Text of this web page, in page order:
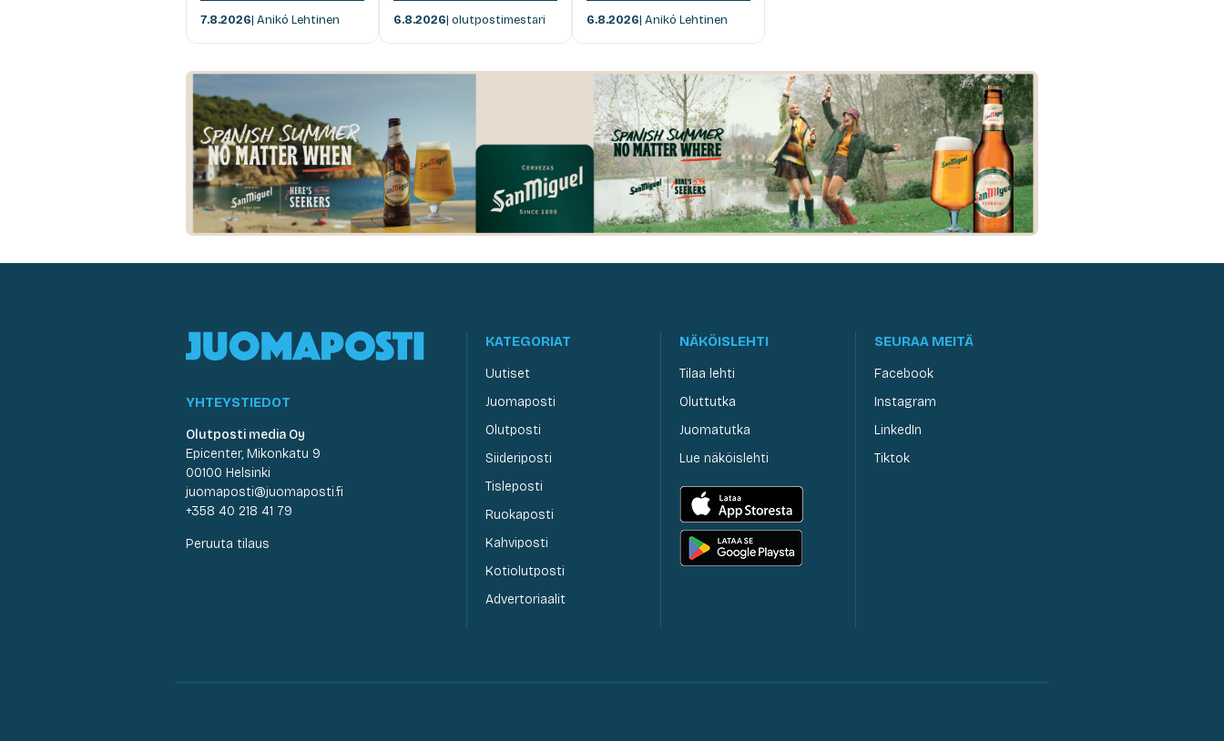
7.8.2026| Anikó Lehtinen 6.8.2026| olutpostimestari 6.8.2026| Anikó Lehtinen
YHTEYSTIEDOT
Olutposti media Oy
Epicenter, Mikonkatu 9
00100 Helsinki
juomaposti@juomaposti.fi
+358 40 218 41 79
Peruuta tilaus
KATEGORIAT
Uutiset
Juomaposti
Olutposti
Siideriposti
Tisleposti
Ruokaposti
Kahviposti
Kotiolutposti
Advertoriaalit
NÄKÖISLEHTI
Tilaa lehti
Oluttutka
Juomatutka
Lue näköislehti
SEURAA MEITÄ
Facebook
Instagram
LinkedIn
Tiktok